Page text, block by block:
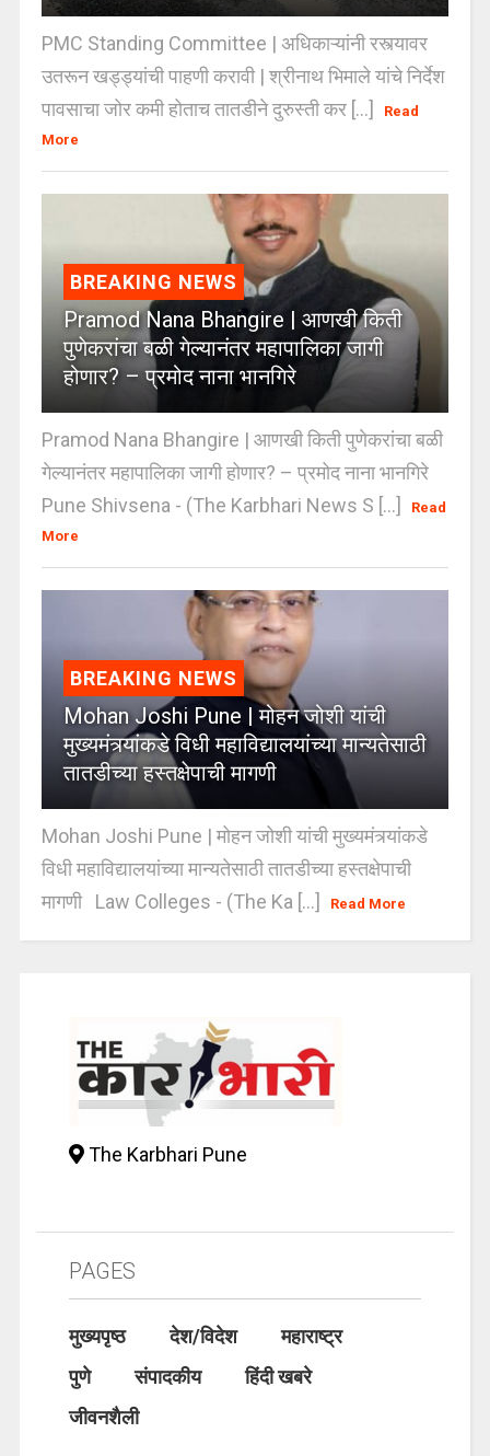
PMC Standing Committee | अधिकाऱ्यांनी रस्त्यावर
उतरून खड्ड्यांची पाहणी करावी | श्रीनाथ भिमाले यांचे निर्देश
पावसाचा जोर कमी होताच तातडीने दुरुस्ती कर [...]
Read
More
BREAKING NEWS
Pramod Nana Bhangire | आणखी किती
पुणेकरांचा बळी गेल्यानंतर महापालिका जागी
होणार? – प्रमोद नाना भानगिरे
Pramod Nana Bhangire | आणखी किती पुणेकरांचा बळी
गेल्यानंतर महापालिका जागी होणार? – प्रमोद नाना भानगिरे
Pune Shivsena - (The Karbhari News S [...]
Read
More
BREAKING NEWS
Mohan Joshi Pune | मोहन जोशी यांची
मुख्यमंत्र्यांकडे विधी महाविद्यालयांच्या मान्यतेसाठी
तातडीच्या हस्तक्षेपाची मागणी
Mohan Joshi Pune | मोहन जोशी यांची मुख्यमंत्र्यांकडे
विधी महाविद्यालयांच्या मान्यतेसाठी तातडीच्या हस्तक्षेपाची
मागणी Law Colleges - (The Ka [...]
Read More
The Karbhari Pune
PAGES
मुख्यपृष्ठ देश/विदेश
महाराष्ट्र
पुणे
संपादकीय
हिंदी खबरे
जीवनशैली